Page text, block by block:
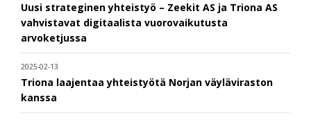
Uusi strateginen yhteistyö – Zeekit AS ja Triona AS
vahvistavat digitaalista vuorovaikutusta
arvoketjussa
2025-02-13
Triona laajentaa yhteistyötä Norjan väyläviraston
kanssa